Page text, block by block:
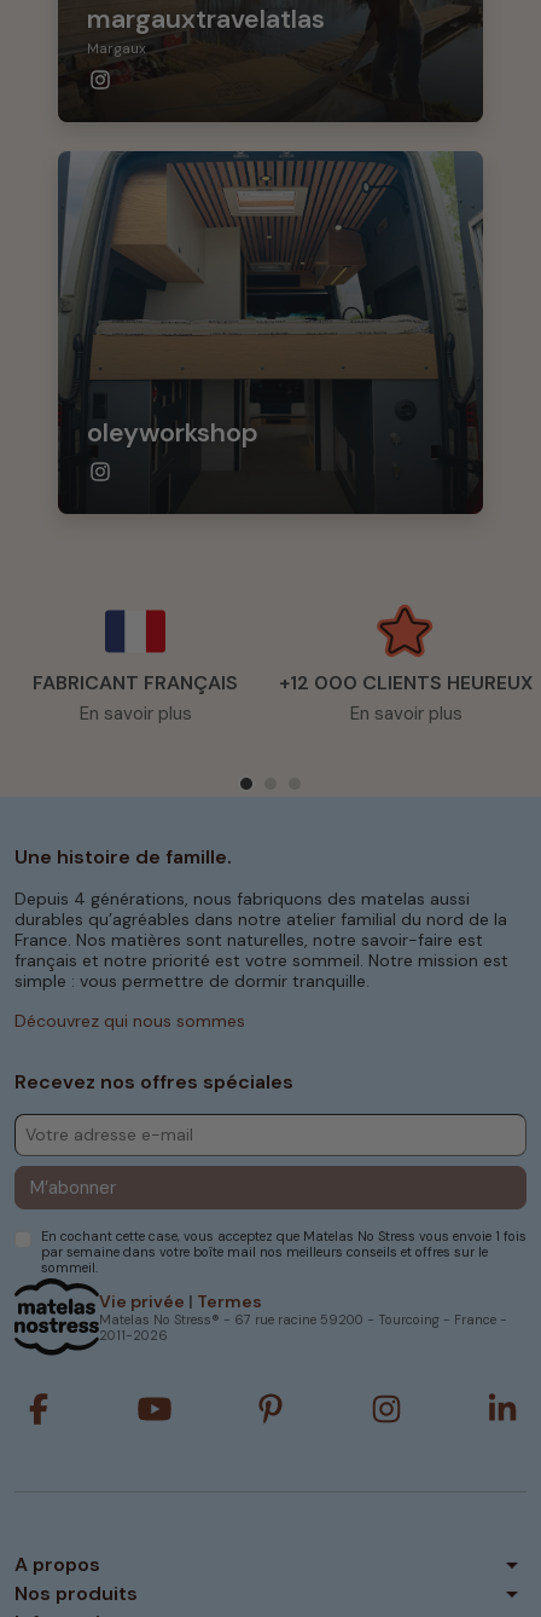
margauxtravelatlas
Margaux
oleyworkshop
FABRICANT FRANÇAIS
En savoir plus
+12 000 CLIENTS HEUREUX
En savoir plus
Vie privée | Termes
Matelas No Stress® - 67 rue racine 59200 - Tourcoing - France -
2011-2026
Une histoire de famille.
Depuis 4 générations, nous fabriquons des matelas aussi
durables qu’agréables dans notre atelier familial du nord de la
France. Nos matières sont naturelles, notre savoir-faire est
français et notre priorité est votre sommeil. Notre mission est
simple : vous permettre de dormir tranquille.
Découvrez qui nous sommes
Recevez nos offres spéciales
M’abonner
En cochant cette case, vous acceptez que Matelas No Stress vous envoie 1 fois
par semaine dans votre boîte mail nos meilleurs conseils et offres sur le
sommeil.
A propos arrow_drop_down
Nos produits arrow_drop_down